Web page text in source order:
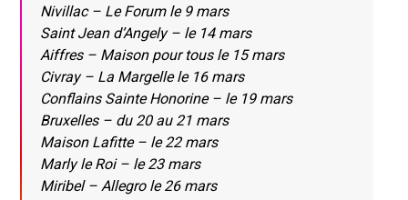
Nivillac – Le Forum le 9 mars
Saint Jean d’Angely – le 14 mars
Aiffres – Maison pour tous le 15 mars
Civray – La Margelle le 16 mars
Conflains Sainte Honorine – le 19 mars
Bruxelles – du 20 au 21 mars
Maison Lafitte – le 22 mars
Marly le Roi – le 23 mars
Miribel – Allegro le 26 mars